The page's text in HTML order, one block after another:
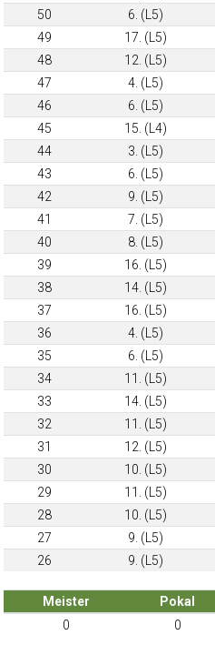
50
6. (L5)
49
17. (L5)
48
12. (L5)
47
4. (L5)
46
6. (L5)
45
15. (L4)
44
3. (L5)
43
6. (L5)
42
9. (L5)
41
7. (L5)
40
8. (L5)
39
16. (L5)
38
14. (L5)
37
16. (L5)
36
4. (L5)
35
6. (L5)
34
11. (L5)
33
14. (L5)
32
11. (L5)
31
12. (L5)
30
10. (L5)
29
11. (L5)
28
10. (L5)
27
9. (L5)
26
9. (L5)
Meister Pokal
0
0